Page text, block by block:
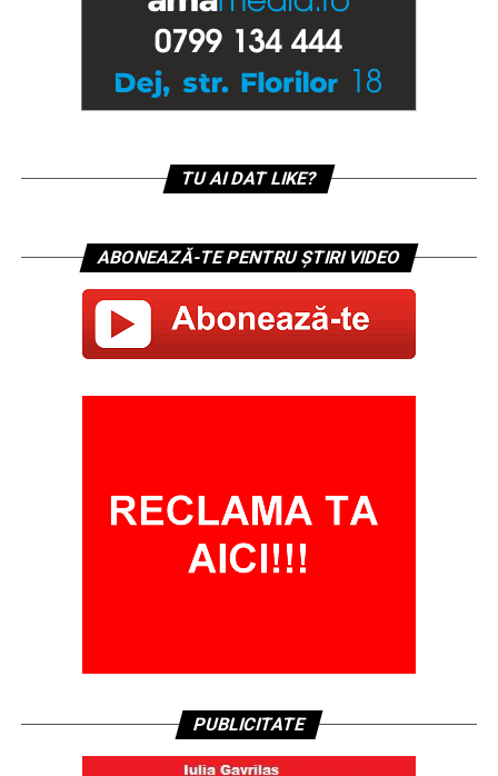
TU AI DAT LIKE?
ABONEAZĂ-TE PENTRU ȘTIRI VIDEO
PUBLICITATE